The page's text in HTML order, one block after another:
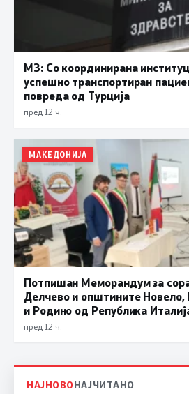
МЗ: Со координирана
успешно транспортиран
повреда од Турција
пред 12 ч.
МАКЕДОНИЈА
Потпишан Меморандум за
Делчево и општините
и Родино од Република
пред 12 ч.
НАЈНОВОНАЈЧИТАНО